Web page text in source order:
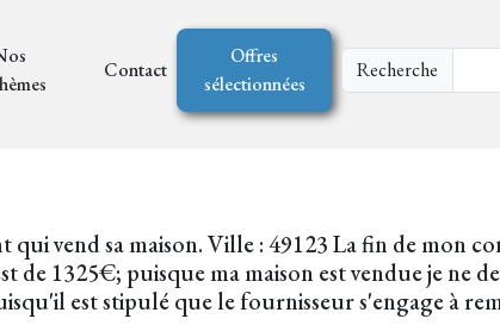
Contact
Offres
sélectionnées
Recherche
vend sa maison. Ville : 49123 La fin de mon
1325€; puisque ma maison est vendue je ne
est stipulé que le fournisseur s'engage à